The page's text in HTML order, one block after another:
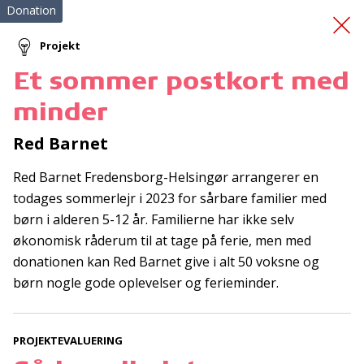
Terapi - Pårørende
Donation
Projekt
Et sommer postkort med
minder
Red Barnet
Red Barnet Fredensborg-Helsingør arrangerer en
todages sommerlejr i 2023 for sårbare familier med
børn i alderen 5-12 år. Familierne har ikke selv
økonomisk råderum til at tage på ferie, men med
donationen kan Red Barnet give i alt 50 voksne og
børn nogle gode oplevelser og ferieminder.
PROJEKTEVALUERING
Tilmeld nyhedsbrev